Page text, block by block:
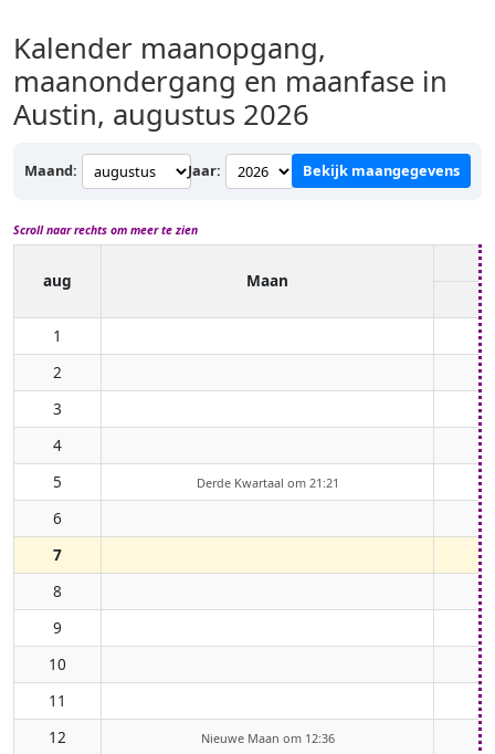
Kalender maanopgang,
maanondergang en maanfase in
Austin, augustus 2026
Maand: Jaar: Bekijk maangegevens
Scroll naar rechts om meer te zien
aug Maan
1
2
3
4
5
Derde Kwartaal om 21:21
6
7
8
9
10
11
12
Nieuwe Maan om 12:36